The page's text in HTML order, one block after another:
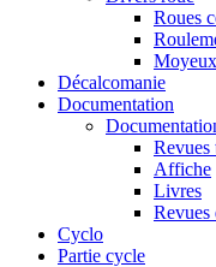
Roues
Décalcomanie
Documentation
Revues
Affiche
Livres
Revues
Cyclo
Partie cycle